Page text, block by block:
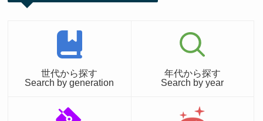
世代から探す
Search by generation
年代から探す
Search by year